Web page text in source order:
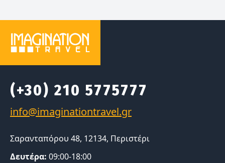
(+30) 210 5775777
Σαρανταπόρου 48, 12134, Περιστέρι
Δευτέρα: 09:00-18:00